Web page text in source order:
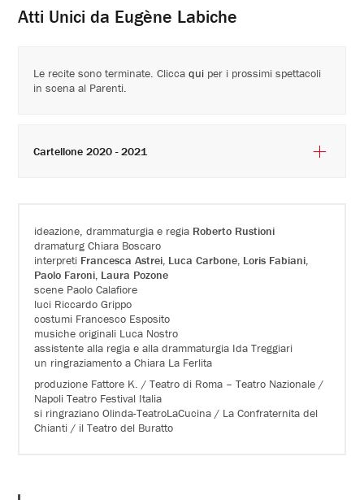
Atti Unici da Eugène Labiche
ideazione, drammaturgia e regia Roberto Rustioni
dramaturg Chiara Boscaro
interpreti Francesca Astrei, Luca Carbone, Loris Fabiani,
Paolo Faroni, Laura Pozone
scene Paolo Calafiore
luci Riccardo Grippo
costumi Francesco Esposito
musiche originali Luca Nostro
assistente alla regia e alla drammaturgia Ida Treggiari
un ringraziamento a Chiara La Ferlita
produzione Fattore K. / Teatro di Roma – Teatro Nazionale /
Napoli Teatro Festival Italia
si ringraziano Olinda-TeatroLaCucina / La Confraternita del
Chianti / il Teatro del Buratto
Le recite sono terminate. Cliccaqui per i prossimi spettacoli
in scena al Parenti.
Cartellone 2020 - 2021